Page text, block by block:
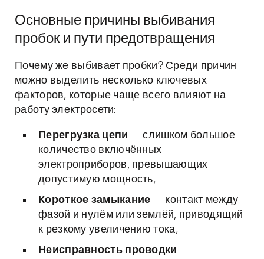
Основные причины выбивания
пробок и пути предотвращения
Почему же выбивает пробки? Среди причин
можно выделить несколько ключевых
факторов, которые чаще всего влияют на
работу электросети:
Перегрузка цепи — слишком большое
количество включённых
электроприборов, превышающих
допустимую мощность;
Короткое замыкание — контакт между
фазой и нулём или землёй, приводящий
к резкому увеличению тока;
Неисправность проводки —